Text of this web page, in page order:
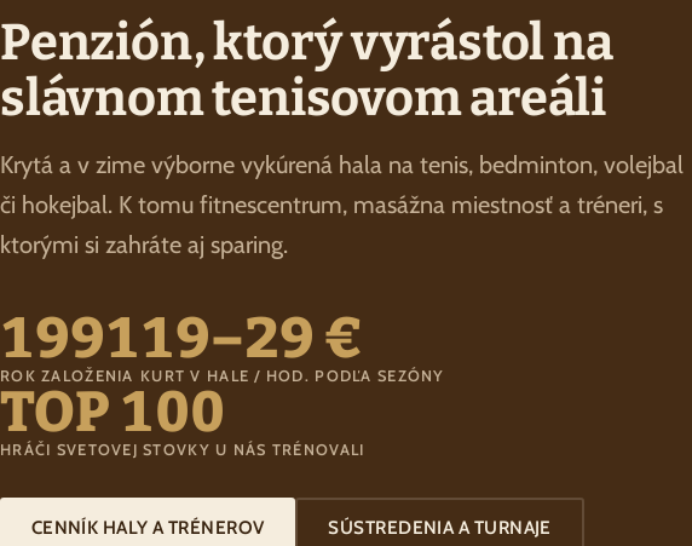
Penzión, ktorý vyrástol na
slávnom tenisovom areáli
Krytá a v zime výborne vykúrená hala na tenis, bedminton, volejbal
či hokejbal. K tomu fitnescentrum, masážna miestnosť a tréneri, s
ktorými si zahráte aj sparing.
1991
ROK ZALOŽENIA
19–29 €
KURT V HALE / HOD. PODĽA SEZÓNY
TOP 100
HRÁČI SVETOVEJ STOVKY U NÁS TRÉNOVALI
CENNÍK HALY A TRÉNEROV SÚSTREDENIA A TURNAJE